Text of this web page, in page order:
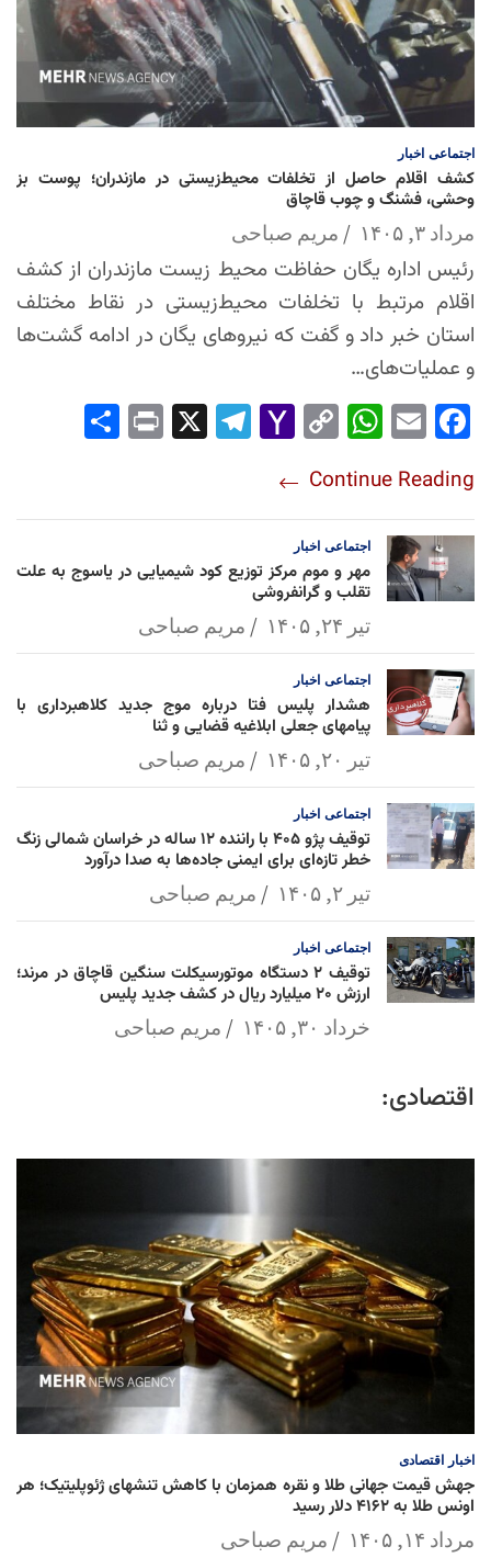
اجتماعی اخبار
کشف اقلام حاصل از تخلفات محیط‌زیستی در مازندران؛ پوست بز
وحشی، فشنگ و چوب قاچاق
مرداد ۳, ۱۴۰۵ مریم صباحی
رئیس اداره یگان حفاظت محیط زیست مازندران از کشف
اقلام مرتبط با تخلفات محیط‌زیستی در نقاط مختلف
استان خبر داد و گفت که نیروهای یگان در ادامه گشت‌ها
و عملیات‌های…
Fac
ok
Em
Wh
Ap
p
Co
Lin
k
Yah
l
Tel
Pri
Continue Reading
اجتماعی اخبار
مهر و موم مرکز توزیع کود شیمیایی در یاسوج به علت
تقلب و گرانفروشی
تیر ۲۴, ۱۴۰۵ مریم صباحی
اجتماعی اخبار
هشدار پلیس فتا درباره موج جدید کلاهبرداری با
پیامهای جعلی ابلاغیه قضایی و ثنا
تیر ۲۰, ۱۴۰۵ مریم صباحی
اجتماعی اخبار
توقیف پژو ۴۰۵ با راننده ۱۲ ساله در خراسان شمالی زنگ
خطر تازه‌ای برای ایمنی جاده‌ها به صدا درآورد
تیر ۲, ۱۴۰۵ مریم صباحی
اجتماعی اخبار
توقیف ۲ دستگاه موتورسیکلت سنگین قاچاق در مرند؛
ارزش ۲۰ میلیارد ریال در کشف جدید پلیس
خرداد ۳۰, ۱۴۰۵ مریم صباحی
اقتصادی:
اخبار اقتصادی
جهش قیمت جهانی طلا و نقره همزمان با کاهش تنشهای ژئوپلیتیک؛ هر
اونس طلا به ۴۱۶۲ دلار رسید
مرداد ۱۴, ۱۴۰۵ مریم صباحی